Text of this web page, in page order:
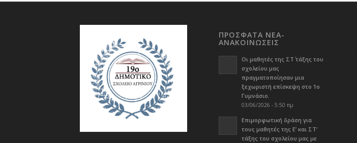
ΠΡΟΣΦΑΤΑ ΝΕΑ-
ΑΝΑΚΟΙΝΩΣΕΙΣ
Οι μαθητές της ΣΤ΄ τάξης του
σχολείου μας
πραγματοποίησαν μια
ξεχωριστή επίσκεψη στο 1ο
Γυμνάσιο.
03/06/2026 - 5:50 πμ
Επιμορφωτική δράση για
τους μαθητές της Ε’ και ΣΤ’
τάξης του σχολείου μας με